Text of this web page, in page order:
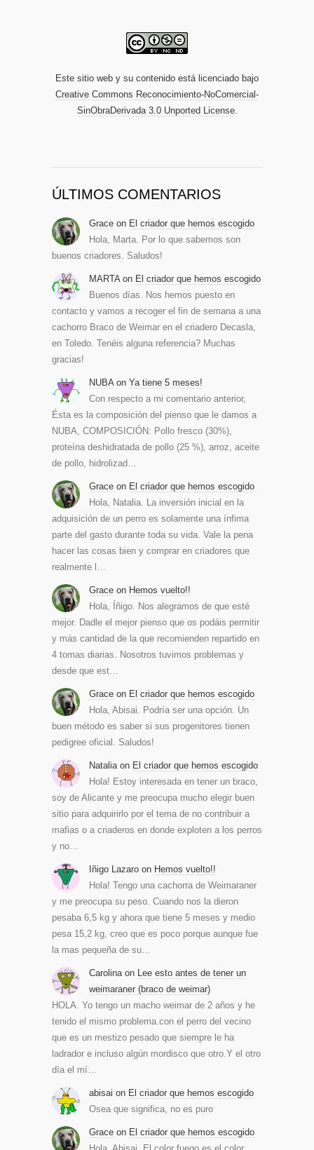
Este sitio web y su contenido está licenciado bajo
Creative Commons Reconocimiento-NoComercial-
SinObraDerivada 3.0 Unported License.
ÚLTIMOS COMENTARIOS
Grace on El criador que hemos escogido
Hola, Marta. Por lo que sabemos son
buenos criadores. Saludos!
MARTA on El criador que hemos escogido
Buenos días. Nos hemos puesto en
contacto y vamos a recoger el fin de semana a una
cachorro Braco de Weimar en el criadero Decasla,
en Toledo. Tenéis alguna referencia? Muchas
gracias!
NUBA on Ya tiene 5 meses!
Con respecto a mi comentario anterior,
Ésta es la composición del pienso que le damos a
NUBA, COMPOSICIÓN: Pollo fresco (30%),
proteína deshidratada de pollo (25 %), arroz, aceite
de pollo, hidrolizad…
Grace on El criador que hemos escogido
Hola, Natalia. La inversión inicial en la
adquisición de un perro es solamente una ínfima
parte del gasto durante toda su vida. Vale la pena
hacer las cosas bien y comprar en criadores que
realmente l…
Grace on Hemos vuelto!!
Hola, Íñigo. Nos alegramos de que esté
mejor. Dadle el mejor pienso que os podáis permitir
y más cantidad de la que recomienden repartido en
4 tomas diarias. Nosotros tuvimos problemas y
desde que est…
Grace on El criador que hemos escogido
Hola, Abisai. Podría ser una opción. Un
buen método es saber si sus progenitores tienen
pedigree oficial. Saludos!
Natalia on El criador que hemos escogido
Hola! Estoy interesada en tener un braco,
soy de Alicante y me preocupa mucho elegir buen
sitio para adquirirlo por el tema de no contribuir a
mafias o a criaderos en donde exploten a los perros
y no…
Iñigo Lazaro on Hemos vuelto!!
Hola! Tengo una cachorra de Weimaraner
y me preocupa su peso. Cuando nos la dieron
pesaba 6,5 kg y ahora que tiene 5 meses y medio
pesa 15,2 kg, creo que es poco porque aunque fue
la mas pequeña de su…
Carolina on Lee esto antes de tener un
weimaraner (braco de weimar)
HOLA. Yo tengo un macho weimar de 2 años y he
tenido el mismo problema.con el perro del vecino
que es un mestizo pesado que siempre le ha
ladrador e incluso algún mordisco que otro.Y el otro
día el mí…
abisai on El criador que hemos escogido
Osea que significa, no es puro
Grace on El criador que hemos escogido